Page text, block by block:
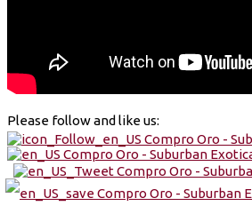
Please follow and like us: